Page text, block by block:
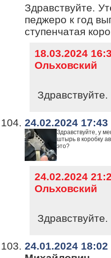
Здравствуйте.
педжеро к год
ступенчатая
18.03.2024
Ольховский
24.02.2024 17:43
Здравствуйте, у
штырь в коробку
это?
24.02.2024
Ольховский
24.01.2024 18:02